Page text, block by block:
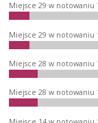
Miejsce 29 w notowaniu
Miejsce 29 w notowaniu
Miejsce 28 w notowaniu
Miejsce 28 w notowaniu